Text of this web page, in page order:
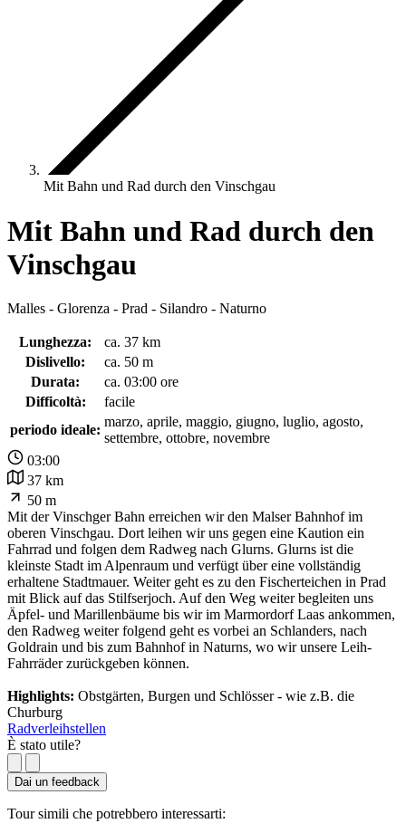
Mit Bahn und Rad durch den Vinschgau
Mit Bahn und Rad durch den
Vinschgau
Malles - Glorenza - Prad - Silandro - Naturno
Lunghezza:
ca. 37 km
Dislivello:
ca. 50 m
Durata:
ca. 03:00 ore
Difficoltà:
facile
periodo ideale:
marzo, aprile, maggio, giugno, luglio, agosto,
settembre, ottobre, novembre
03:00
37 km
50 m
Mit der Vinschger Bahn erreichen wir den Malser Bahnhof im
oberen Vinschgau. Dort leihen wir uns gegen eine Kaution ein
Fahrrad und folgen dem Radweg nach Glurns. Glurns ist die
kleinste Stadt im Alpenraum und verfügt über eine vollständig
erhaltene Stadtmauer. Weiter geht es zu den Fischerteichen in Prad
mit Blick auf das Stilfserjoch. Auf den Weg weiter begleiten uns
Äpfel- und Marillenbäume bis wir im Marmordorf Laas ankommen,
den Radweg weiter folgend geht es vorbei an Schlanders, nach
Goldrain und bis zum Bahnhof in Naturns, wo wir unsere Leih-
Fahrräder zurückgeben können.
Highlights: Obstgärten, Burgen und Schlösser - wie z.B. die
Churburg
Radverleihstellen
È stato utile?
Dai un feedback
Tour simili che potrebbero interessarti: